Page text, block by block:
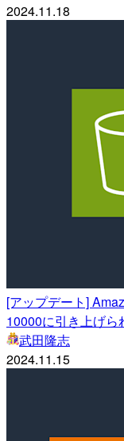
2024.11.18
[アップデート]
10000に引き上げら
武田隆志
2024.11.15